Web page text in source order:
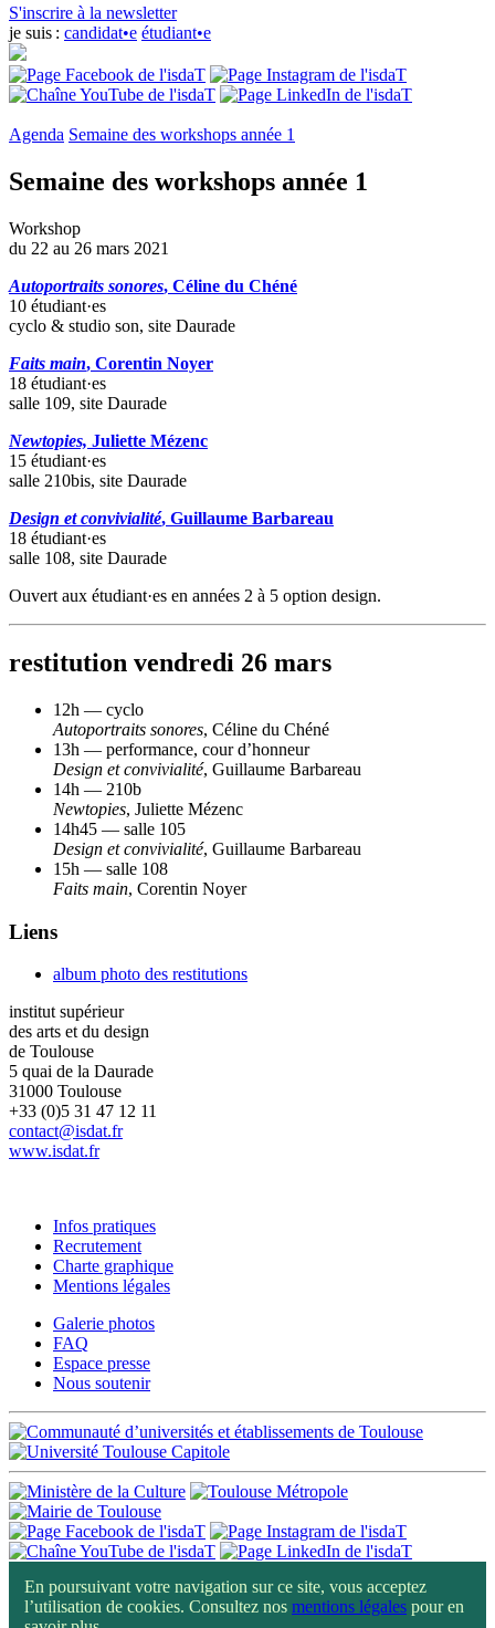
S'inscrire à la newsletter
je suis : candidat•e étudiant•e
Agenda Semaine des workshops année 1
Semaine des workshops année 1
Workshop
du 22 au 26 mars 2021
Autoportraits sonores, Céline du Chéné
10 étudiant·es
cyclo & studio son, site Daurade
Faits main, Corentin Noyer
18 étudiant·es
salle 109, site Daurade
Newtopies, Juliette Mézenc
15 étudiant·es
salle 210bis, site Daurade
Design et convivialité, Guillaume Barbareau
18 étudiant·es
salle 108, site Daurade
Ouvert aux étudiant·es en années 2 à 5 option design.
restitution vendredi 26 mars
12h — cyclo
Autoportraits sonores, Céline du Chéné
13h — performance, cour d’honneur
Design et convivialité, Guillaume Barbareau
14h — 210b
Newtopies, Juliette Mézenc
14h45 — salle 105
Design et convivialité, Guillaume Barbareau
15h — salle 108
Faits main, Corentin Noyer
Liens
album photo des restitutions
institut supérieur
des arts et du design
de Toulouse
5 quai de la Daurade
31000 Toulouse
+33 (0)5 31 47 12 11
contact@isdat.fr
www.isdat.fr
Infos pratiques
Recrutement
Charte graphique
Mentions légales
Galerie photos
FAQ
Espace presse
Nous soutenir
En poursuivant votre navigation sur ce site, vous acceptez
l’utilisation de cookies. Consultez nos mentions légales pour en